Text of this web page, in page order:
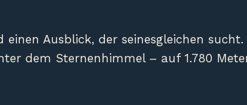
Ausblick, der seinesgleichen sucht.
dem Sternenhimmel – auf 1.780